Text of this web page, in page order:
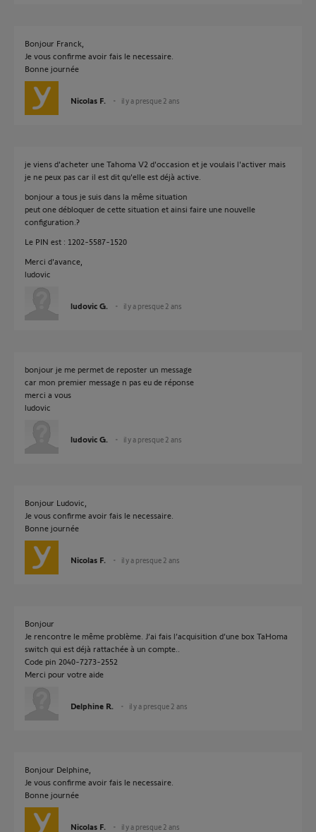
Bonjour Franck,
Je vous confirme avoir fais le necessaire.
Bonne journée
Nicolas F. il y a presque 2 ans
je viens d'acheter une Tahoma V2 d'occasion et je voulais l'activer mais
je ne peux pas car il est dit qu'elle est déjà active.
bonjour a tous je suis dans la même situation
peut one débloquer de cette situation et ainsi faire une nouvelle
configuration.?
Le PIN est : 1202-5587-1520
Merci d'avance,
ludovic
ludovic G. il y a presque 2 ans
bonjour je me permet de reposter un message
car mon premier message n pas eu de réponse
merci a vous
ludovic
ludovic G. il y a presque 2 ans
Bonjour Ludovic,
Je vous confirme avoir fais le necessaire.
Bonne journée
Nicolas F. il y a presque 2 ans
Bonjour
Je rencontre le même problème. J’ai fais l’acquisition d’une box TaHoma
switch qui est déjà rattachée à un compte..
Code pin 2040-7273-2552
Merci pour votre aide
Delphine R. il y a presque 2 ans
Bonjour Delphine,
Je vous confirme avoir fais le necessaire.
Bonne journée
Nicolas F. il y a presque 2 ans